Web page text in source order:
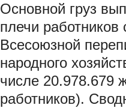
Основной груз
плечи работников
Всесоюзной
народного
числе 20.978.679
работников).